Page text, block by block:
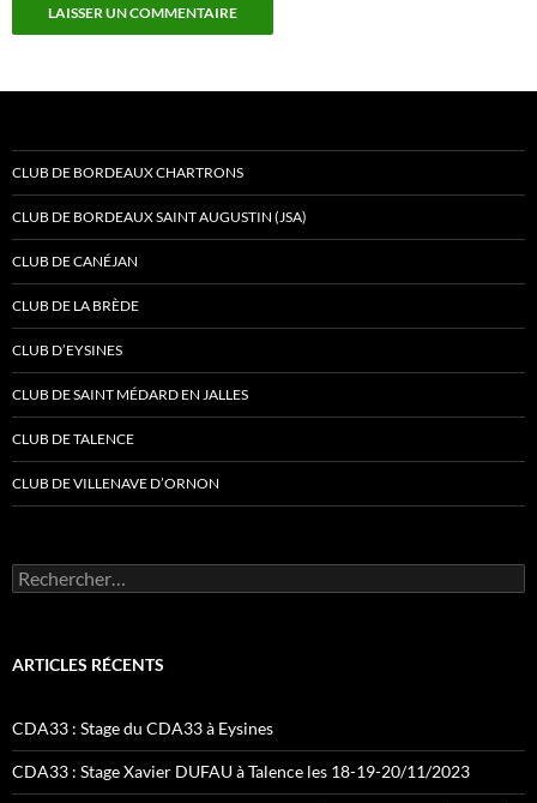
CLUB DE BORDEAUX CHARTRONS
CLUB DE BORDEAUX SAINT AUGUSTIN (JSA)
CLUB DE CANÉJAN
CLUB DE LA BRÈDE
CLUB D’EYSINES
CLUB DE SAINT MÉDARD EN JALLES
CLUB DE TALENCE
CLUB DE VILLENAVE D’ORNON
Rechercher :
ARTICLES RÉCENTS
CDA33 : Stage du CDA33 à Eysines
CDA33 : Stage Xavier DUFAU à Talence les 18-19-20/11/2023